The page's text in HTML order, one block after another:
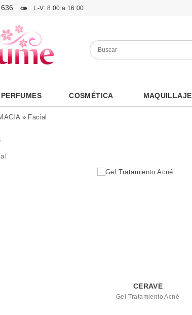
L-V: 8:00 a 16:00
PERFUMES COSMÉTICA MAQUILLAJE
» Facial
CERAVE
Gel Tratamiento Acné